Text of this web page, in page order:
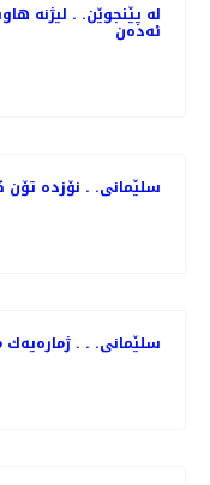
له‌ پێنجوێن. . لیژنه‌
ئه‌ده‌ن
سلێمانی. . نۆزده‌ تۆن
سلێمانی. . .